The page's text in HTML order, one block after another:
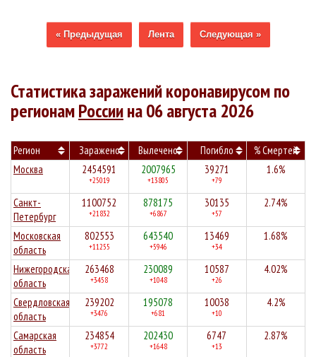
« Предыдущая Лента Следующая »
Статистика заражений коронавирусом по
регионамРоссиина 06 августа 2026
Регион Заражено Вылечено Погибло
% Смертей
Москва
2454591
+25019
2007965
+13805
39271
+79
1.6%
Санкт-
Петербург
1100752
+21832
878175
+6867
30135
+57
2.74%
Московская
область
802553
+11255
643540
+5946
13469
+34
1.68%
Нижегородская
область
263468
+3458
230089
+1048
10587
+26
4.02%
Свердловская
область
239202
+3476
195078
+681
10038
+10
4.2%
Самарская
область
234854
+3772
202430
+1648
6747
+13
2.87%